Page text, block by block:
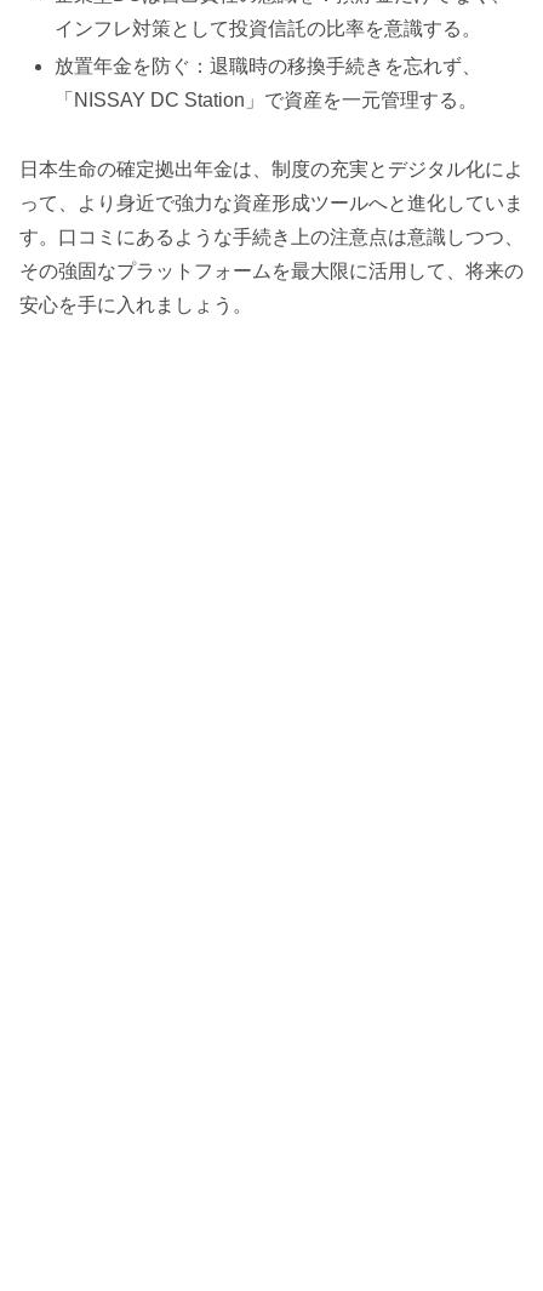
インフレ対策として投資信託の比率を意識する。
放置年金を防ぐ：退職時の移換手続きを忘れず、
「NISSAY DC Station」で資産を一元管理する。
日本生命の確定拠出年金は、制度の充実とデジタル化によ
って、より身近で強力な資産形成ツールへと進化していま
す。口コミにあるような手続き上の注意点は意識しつつ、
その強固なプラットフォームを最大限に活用して、将来の
安心を手に入れましょう。